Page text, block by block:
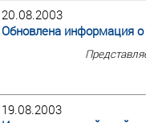
20.08.2003
Обновлена информация о
19.08.2003